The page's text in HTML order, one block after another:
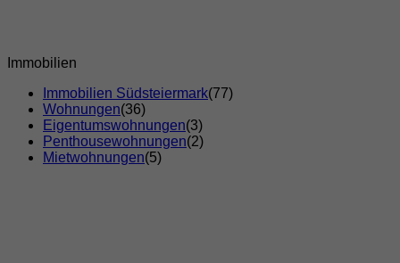
Immobilien
Immobilien Südsteiermark(77)
Wohnungen(36)
Eigentumswohnungen(3)
Penthousewohnungen(2)
Mietwohnungen(5)